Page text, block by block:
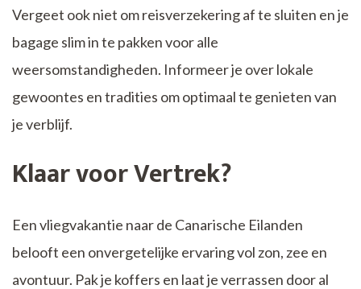
Vergeet ook niet om reisverzekering af te sluiten en je
bagage slim in te pakken voor alle
weersomstandigheden. Informeer je over lokale
gewoontes en tradities om optimaal te genieten van
je verblijf.
Klaar voor Vertrek?
Een vliegvakantie naar de Canarische Eilanden
belooft een onvergetelijke ervaring vol zon, zee en
avontuur. Pak je koffers en laat je verrassen door al